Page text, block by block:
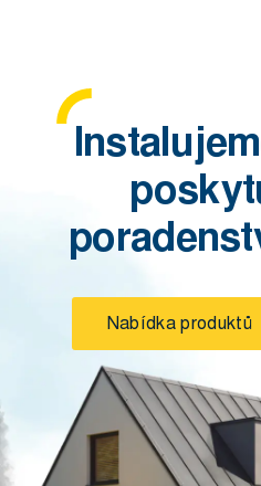
Nabídka produktů